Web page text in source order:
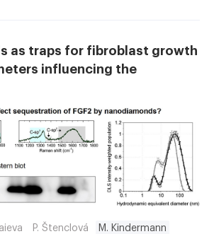
as traps for fibroblast growth
influencing the
P. Štenclová
M. Kindermann